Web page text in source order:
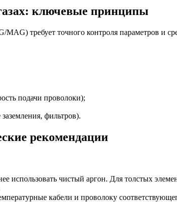
ключевые принципы
MAG) требует точного контроля параметров и
подачи проволоки);
фильтров).
рекомендации
использовать чистый аргон. Для толстых
кабели и проволоку